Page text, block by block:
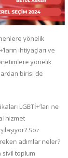
yönelik
ihtiyaçları ve
yönelik
birisi de
LGBTİ+’ları ne
hizmet
Söz
adımlar neler?
sivil toplum